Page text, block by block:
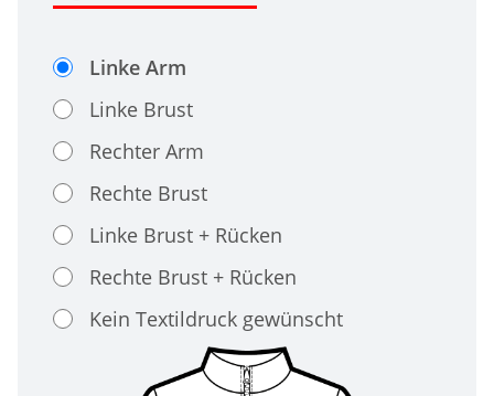
Linke Arm
Linke Brust
Rechter Arm
Rechte Brust
Linke Brust + Rücken
Rechte Brust + Rücken
Kein Textildruck gewünscht